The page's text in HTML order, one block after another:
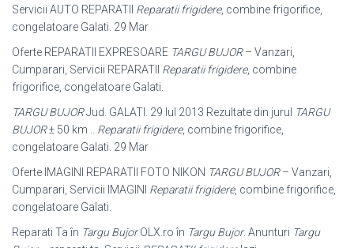
Servicii AUTO REPARATII Reparatii frigidere, combine frigorifice,
congelatoare Galati. 29 Mar
Oferte REPARATII EXPRESOARE TARGU BUJOR– Vanzari,
Cumparari, Servicii REPARATII Reparatii frigidere, combine
frigorifice, congelatoare Galati.
TARGU BUJORJud. GALATI. 29 Iul 2013 Rezultate din jurul TARGU
BUJOR± 50 km .. Reparatii frigidere, combine frigorifice,
congelatoare Galati. 29 Mar
Oferte IMAGINI REPARATII FOTO NIKON TARGU BUJOR– Vanzari,
Cumparari, Servicii IMAGINI Reparatii frigidere, combine frigorifice,
congelatoare Galati.
Reparati Ta în Targu BujorOLX.ro în Targu Bujor. Anunturi Targu